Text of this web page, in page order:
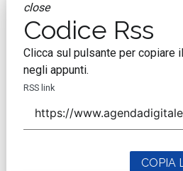
close
Codice Rss
Clicca sul pulsante per copiare
negli appunti.
RSS link
COPIA